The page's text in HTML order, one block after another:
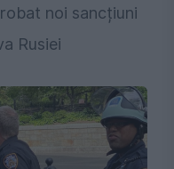
noi sancțiuni
Rusiei